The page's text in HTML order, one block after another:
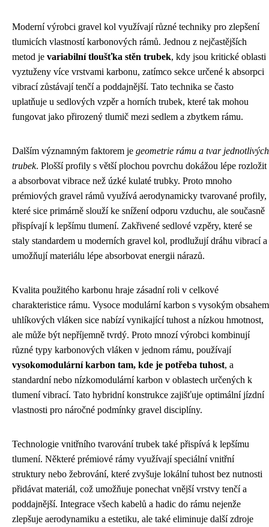
Moderní výrobci gravel kol využívají různé techniky pro zlepšení
tlumicích vlastností karbonových rámů. Jednou z nejčastějších
metod je variabilní tloušťka stěn trubek, kdy jsou kritické oblasti
vyztuženy více vrstvami karbonu, zatímco sekce určené k absorpci
vibrací zůstávají tenčí a poddajnější. Tato technika se často
uplatňuje u sedlových vzpěr a horních trubek, které tak mohou
fungovat jako přirozený tlumič mezi sedlem a zbytkem rámu.
Dalším významným faktorem je geometrie rámu a tvar jednotlivých
trubek. Plošší profily s větší plochou povrchu dokážou lépe rozložit
a absorbovat vibrace než úzké kulaté trubky. Proto mnoho
prémiových gravel rámů využívá aerodynamicky tvarované profily,
které sice primárně slouží ke snížení odporu vzduchu, ale současně
přispívají k lepšímu tlumení. Zakřivené sedlové vzpěry, které se
staly standardem u moderních gravel kol, prodlužují dráhu vibrací a
umožňují materiálu lépe absorbovat energii nárazů.
Kvalita použitého karbonu hraje zásadní roli v celkové
charakteristice rámu. Vysoce modulární karbon s vysokým obsahem
uhlíkových vláken sice nabízí vynikající tuhost a nízkou hmotnost,
ale může být nepříjemně tvrdý. Proto mnozí výrobci kombinují
různé typy karbonových vláken v jednom rámu, používají
vysokomodulární karbon tam, kde je potřeba tuhost, a
standardní nebo nízkomodulární karbon v oblastech určených k
tlumení vibrací. Tato hybridní konstrukce zajišťuje optimální jízdní
vlastnosti pro náročné podmínky gravel disciplíny.
Technologie vnitřního tvarování trubek také přispívá k lepšímu
tlumení. Některé prémiové rámy využívají speciální vnitřní
struktury nebo žebrování, které zvyšuje lokální tuhost bez nutnosti
přidávat materiál, což umožňuje ponechat vnější vrstvy tenčí a
poddajnější. Integrace všech kabelů a hadic do rámu nejenže
zlepšuje aerodynamiku a estetiku, ale také eliminuje další zdroje